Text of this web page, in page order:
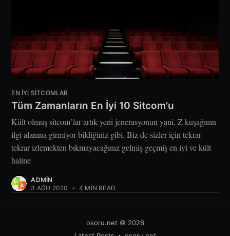
EN IYI SITCOMLAR
Tüm Zamanların En İyi 10 Sitcom'u
Kült olmuş sitcom’lar artık yeni jenerasyonun yani, Z kuşağının
ilgi alanına girmiyor bildiğiniz gibi. Biz de sizler için tekrar
tekrar izlemekten bıkmayacağınız gelmiş geçmiş en iyi ve kült
haline
ADMIN
3 AĞU 2020
• 4 MIN READ
osoru.net © 2026